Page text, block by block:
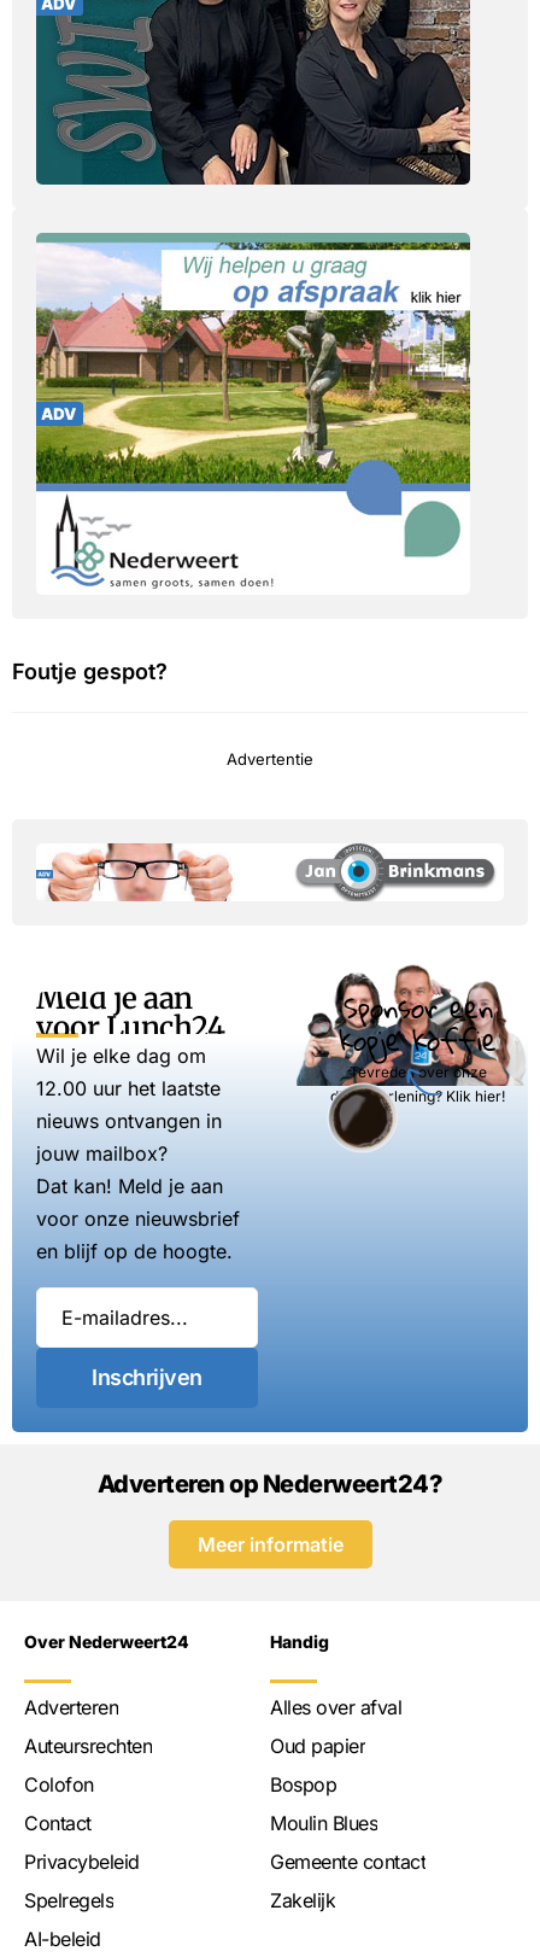
Foutje gespot?
Advertentie
Meld je aan
voor Lunch24
Wil je elke dag om
12.00 uur het laatste
nieuws ontvangen in
jouw mailbox?
Dat kan! Meld je aan
voor onze nieuwsbrief
en blijf op de hoogte.
Inschrijven
Sponsor een
kopje koffie
Tevreden over onze
dienstverlening? Klik hier!
Adverteren op Nederweert24?
Meer informatie
Over Nederweert24
Adverteren
Auteursrechten
Colofon
Contact
Privacybeleid
Spelregels
AI-beleid
Handig
Alles over afval
Oud papier
Bospop
Moulin Blues
Gemeente contact
Zakelijk